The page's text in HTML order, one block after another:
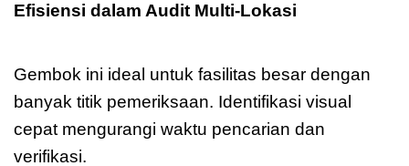
Efisiensi dalam Audit Multi-Lokasi
Gembok ini ideal untuk fasilitas besar dengan
banyak titik pemeriksaan. Identifikasi visual
cepat mengurangi waktu pencarian dan
verifikasi.